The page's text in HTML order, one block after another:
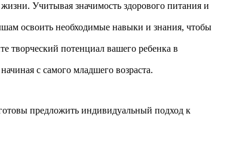
Учитывая значимость здорового питания и
освоить необходимые навыки и знания, чтобы
творческий потенциал вашего ребенка в
с самого младшего возраста.
предложить индивидуальный подход к